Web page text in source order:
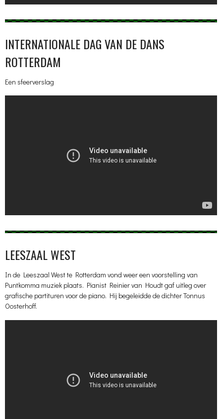
INTERNATIONALE DAG VAN DE DANS
ROTTERDAM
Een sfeerverslag
LEESZAAL WEST
In de Leeszaal West te Rotterdam vond weer een voorstelling van
Puntkomma muziek plaats. Pianist Reinier van Houdt gaf uitleg over
grafische partituren voor de piano. Hij begeleidde de dichter Tonnus
Oosterhoff.